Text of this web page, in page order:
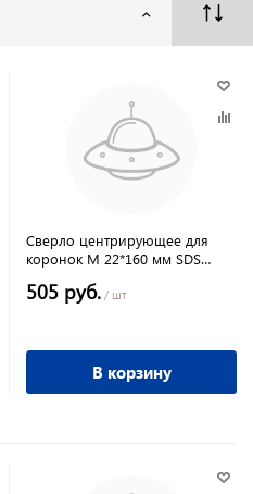
Сверло центрирующее для
коронок М 22*160 мм SDS
505 руб. / шт
В корзину